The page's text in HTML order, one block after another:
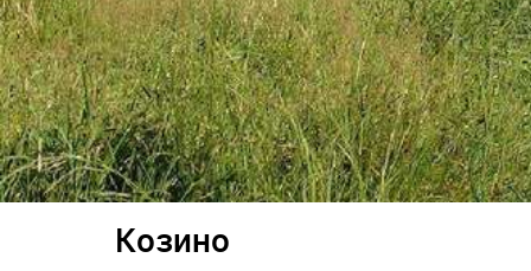
Козино